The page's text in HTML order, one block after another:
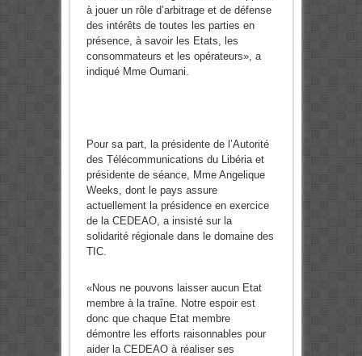
à jouer un rôle d’arbitrage et de défense
des intérêts de toutes les parties en
présence, à savoir les Etats, les
consommateurs et les opérateurs», a
indiqué Mme Oumani.
Pour sa part, la présidente de l’Autorité
des Télécommunications du Libéria et
présidente de séance, Mme Angelique
Weeks, dont le pays assure
actuellement la présidence en exercice
de la CEDEAO, a insisté sur la
solidarité régionale dans le domaine des
TIC.
«Nous ne pouvons laisser aucun Etat
membre à la traîne. Notre espoir est
donc que chaque Etat membre
démontre les efforts raisonnables pour
aider la CEDEAO à réaliser ses